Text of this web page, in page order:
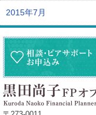
2015年7月